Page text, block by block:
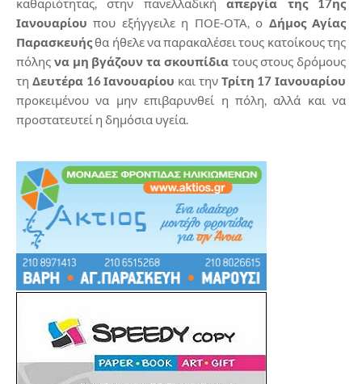
καθαριότητας, στην πανελλαδική απεργία της 17ης
Ιανουαρίου που εξήγγειλε η ΠΟΕ-ΟΤΑ, ο Δήμος Αγίας
Παρασκευήςθα ήθελε να παρακαλέσει τους κατοίκους της
πόλης να μη βγάζουν τα σκουπίδιατους στους δρόμους
τη Δευτέρα 16 Ιανουαρίου και τηνΤρίτη 17 Ιανουαρίου
προκειμένου να μην επιβαρυνθεί η πόλη, αλλά και να
προστατευτεί η δημόσια υγεία.